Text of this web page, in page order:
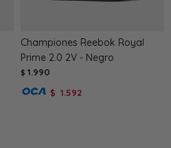
Championes Reebok Royal
Prime 2.0 2V - Negro
$ 1.990
$ 1.592